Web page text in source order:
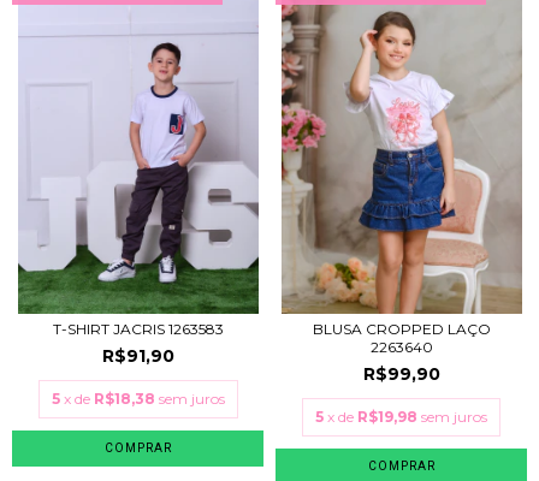
T-SHIRT JACRIS 1263583
R$91,90
5 x de R$18,38 sem juros
COMPRAR
BLUSA CROPPED LAÇO
2263640
R$99,90
5 x de R$19,98 sem juros
COMPRAR